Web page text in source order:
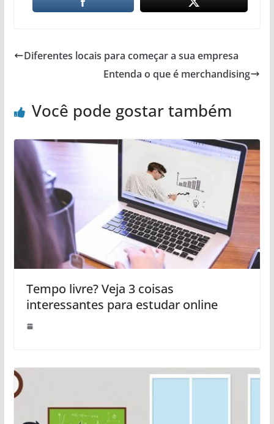
Diferentes locais para começar a sua empresa
Entenda o que é merchandising
Você pode gostar também
Tempo livre? Veja 3 coisas
interessantes para estudar online